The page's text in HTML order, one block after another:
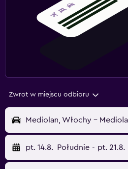
Zwrot w miejscu odbioru
Mediolan, Włochy -
pt. 14.8. Południe - pt. 21.8.